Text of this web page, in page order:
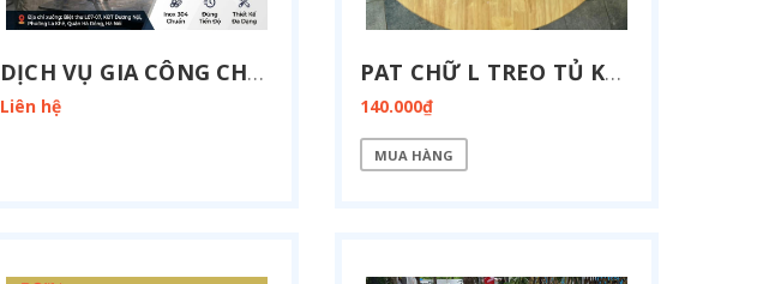
DỊCH VỤ GIA CÔNG CHÂN BÀN INOX 304 THEO YÊU CẦU TẠI HÀ NỘI
Liên hệ
PAT CHỮ L TREO TỦ KỆ TIVI 23CM - 32CM - 45CM
140.000₫
MUA HÀNG